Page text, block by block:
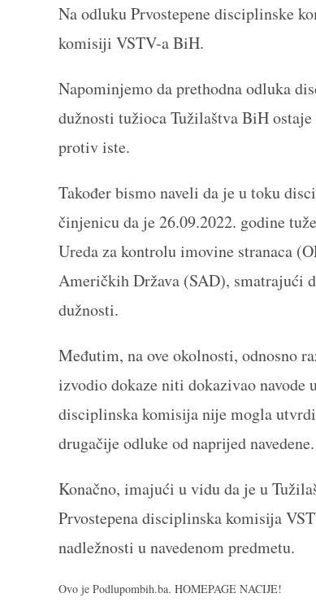
Na odluku Prvostepene disciplinske
komisiji VSTV-a BiH.
Napominjemo da prethodna odluka
dužnosti tužioca Tužilaštva BiH
protiv iste.
Također bismo naveli da je u toku
činjenicu da je 26.09.2022. godine
Ureda za kontrolu imovine stranaca
Američkih Država (SAD), smatrajući
dužnosti.
Međutim, na ove okolnosti, odnosno
izvodio dokaze niti dokazivao navode
disciplinska komisija nije mogla
drugačije odluke od naprijed navedene.
Konačno, imajući u vidu da je u
Prvostepena disciplinska komisija
nadležnosti u navedenom predmetu.
Ovo je Podlupombih.ba. HOMEPAGE NACIJE!